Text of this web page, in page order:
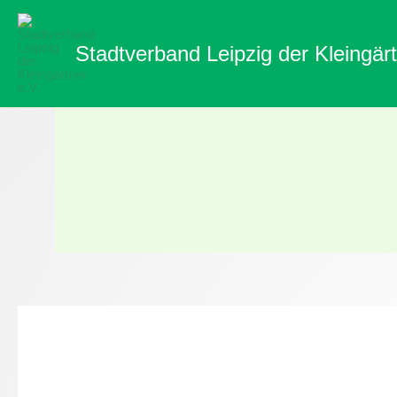
Zum
Inhalt
springen
Stadtverband Leipzig der